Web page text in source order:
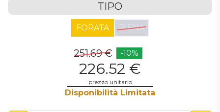
TIPO
FORATA PIENA
251.69 € -10%
226.52 €
prezzo unitario
Disponibilità Limitata